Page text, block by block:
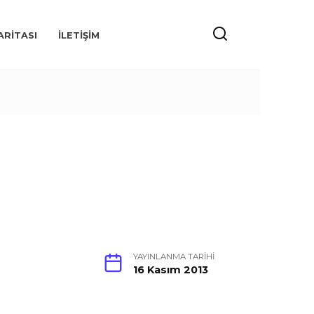
İLETIŞIM
YAYINLANMA TARIHI
16 Kasım 2013